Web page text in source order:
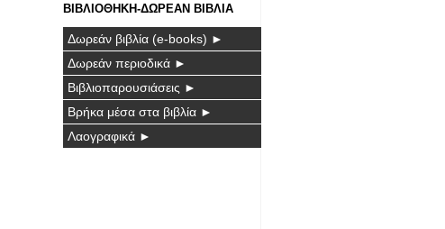
ΒΙΒΛΙΟΘΗΚΗ-ΔΩΡΕΑΝ ΒΙΒΛΙΑ
Δωρεάν βιβλία (e-books) ►
Δωρεάν περιοδικά ►
Βιβλιοπαρουσιάσεις ►
Βρήκα μέσα στα βιβλία ►
Λαογραφικά ►